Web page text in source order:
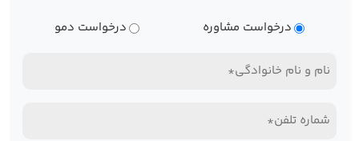
درخواست مشاوره درخواست دمو
نام
نام
تلفن